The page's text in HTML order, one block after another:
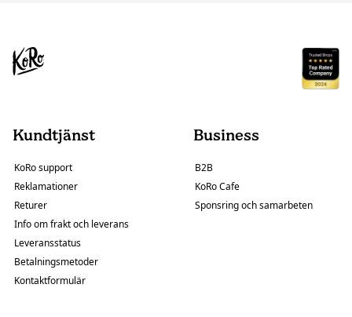
Kundtjänst
KoRo support
Reklamationer
Returer
Info om frakt och leverans
Leveransstatus
Betalningsmetoder
Kontaktformulär
Business
B2B
KoRo Cafe
Sponsring och samarbeten